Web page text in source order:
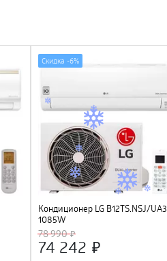
Кондиционер LG B12TS.NSJ/UA3
1085W
78 990
74 242
Скидка -6%